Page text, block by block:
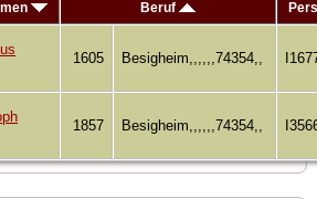
Beruf
1605 Besigheim,,,,,,74354,,
1857 Besigheim,,,,,,74354,,